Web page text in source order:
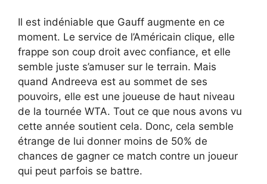
Il est indéniable que Gauff augmente en ce
moment. Le service de l’Américain clique, elle
frappe son coup droit avec confiance, et elle
semble juste s’amuser sur le terrain. Mais
quand Andreeva est au sommet de ses
pouvoirs, elle est une joueuse de haut niveau
de la tournée WTA. Tout ce que nous avons vu
cette année soutient cela. Donc, cela semble
étrange de lui donner moins de 50% de
chances de gagner ce match contre un joueur
qui peut parfois se battre.